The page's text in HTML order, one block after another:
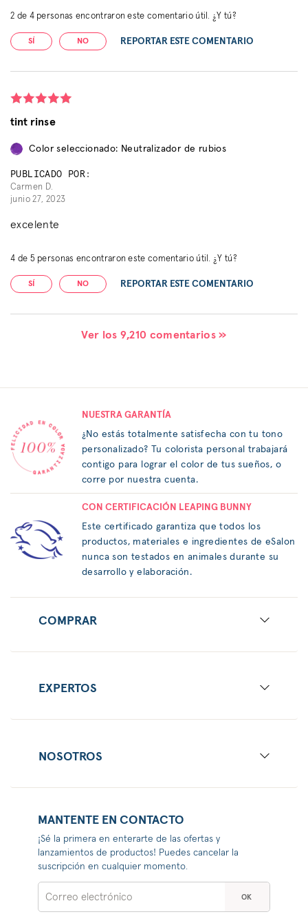
2 de 4personas encontraron este comentario útil. ¿Y tú?
SÍ NO REPORTAR ESTE COMENTARIO
tint rinse
Color seleccionado: Neutralizador de rubios
PUBLICADO POR:
Carmen D.
junio 27, 2023
excelente
4 de 5 personas encontraron este comentario útil. ¿Y tú?
SÍ NO REPORTAR ESTE COMENTARIO
Ver los 9,210 comentarios »
NUESTRA GARANTÍA
¿No estás totalmente satisfecha con tu tono
personalizado? Tu colorista personal trabajará
contigo para lograr el color de tus sueños, o
corre por nuestra cuenta.
CON CERTIFICACIÓN LEAPING BUNNY
Este certificado garantiza que todos los
productos, materiales e ingredientes de eSalon
nunca son testados en animales durante su
desarrollo y elaboración.
COMPRAR
EXPERTOS
NOSOTROS
MANTENTE EN CONTACTO
¡Sé la primera en enterarte de las ofertas y
lanzamientos de productos! Puedes cancelar la
suscripción en cualquier momento.
OK